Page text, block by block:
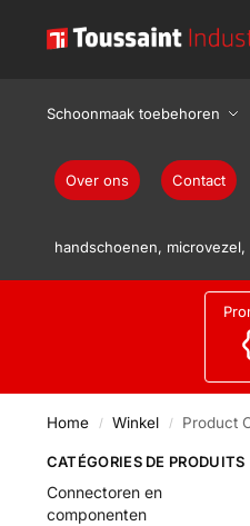
Schoonmaak toebehoren
Over ons Contact
handschoenen,
Home / Winkel / Product
CATÉGORIES DE PRODUITS
Connectoren en
componenten